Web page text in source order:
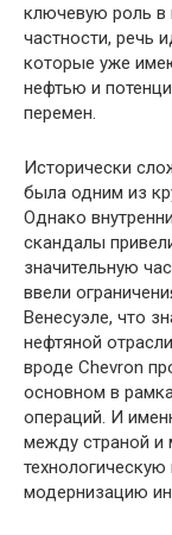
ключевую роль в
частности, речь
которые уже
нефтью и
перемен.
Исторически
была одним из
Однако
скандалы
значительную
ввели
Венесуэле, что
нефтяной
вроде Chevron
основном в
операций. И
между страной и
модернизацию